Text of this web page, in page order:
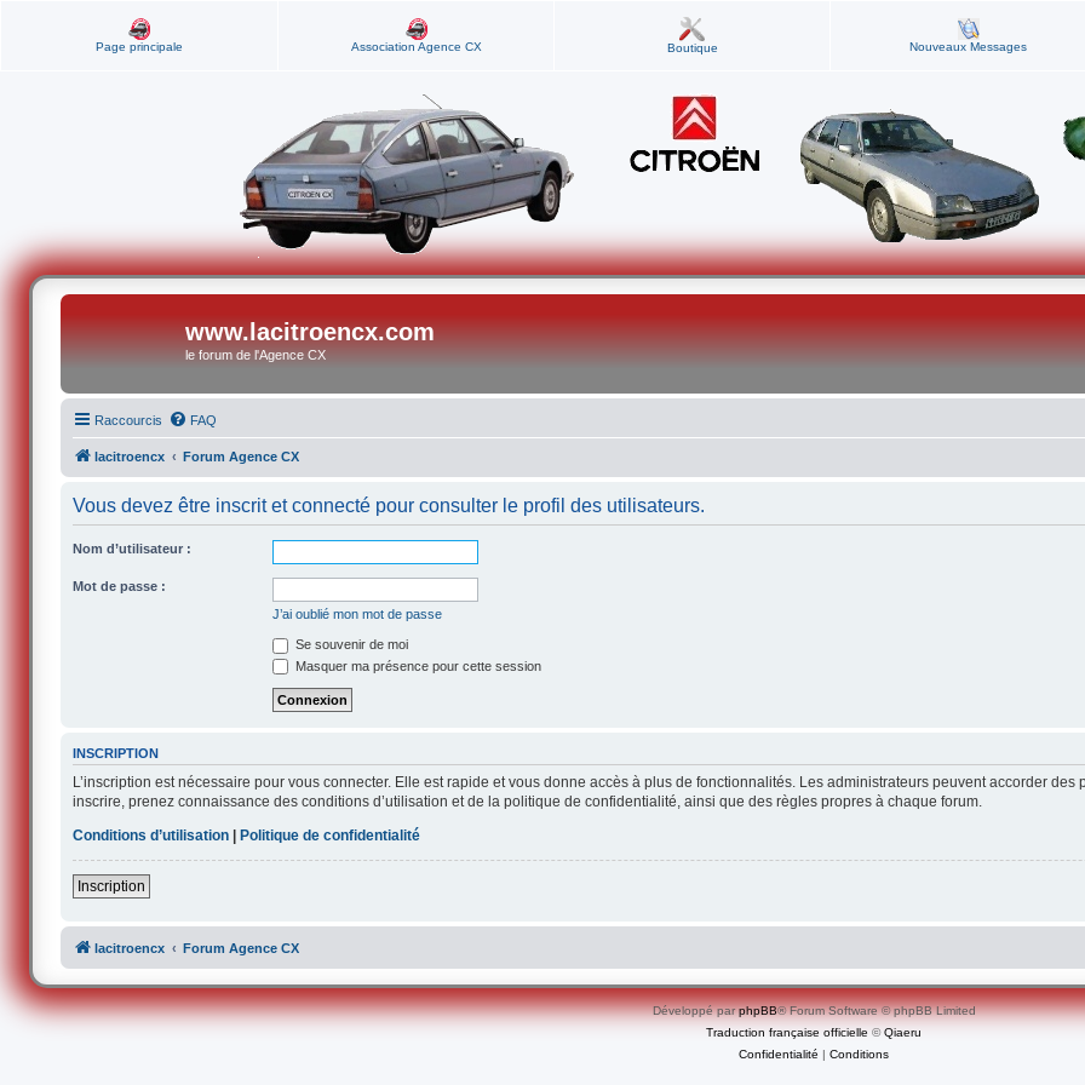
Page principale Association Agence CX Boutique Nouveaux Messages
www.lacitroencx.com
le forum de l'Agence CX
Raccourcis FAQ
lacitroencx Forum Agence CX
Vous devez être inscrit et connecté pour consulter le profil des utilisateurs.
Nom d’utilisateur :
Mot de passe :
J’ai oublié mon mot de passe
Se souvenir de moi
Masquer ma présence pour cette session
INSCRIPTION
L’inscription est nécessaire pour vous connecter. Elle est rapide et vous donne accès à plus de fonctionnalités. Les administrateurs peuvent accorder
inscrire, prenez connaissance des conditions d’utilisation et de la politique de confidentialité, ainsi que des règles propres à chaque forum.
Conditions d’utilisation |Politique de confidentialité
Inscription
lacitroencx Forum Agence CX
Développé parphpBB® Forum Software © phpBB Limited
Traduction française officielle ©Qiaeru
Confidentialité | Conditions